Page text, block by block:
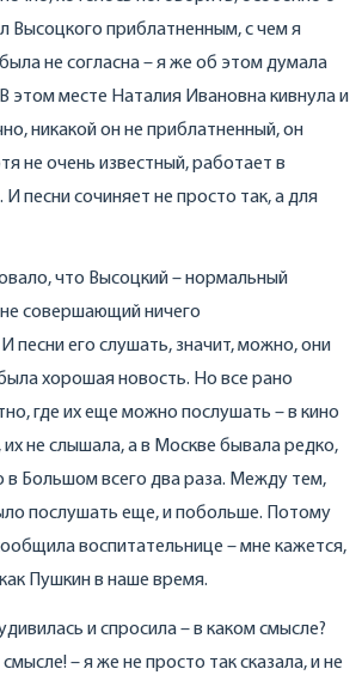
Высоцкого приблатненным, с чем я
не согласна – я же об этом думала
этом месте Наталия Ивановна кивнула и
никакой он не приблатненный, он
не очень известный, работает в
песни сочиняет не просто так, а для
что Высоцкий – нормальный
не совершающий ничего
песни его слушать, значит, можно, они
хорошая новость. Но все рано
где их еще можно послушать – в кино
их не слышала, а в Москве бывала редко,
в Большом всего два раза. Между тем,
послушать еще, и побольше. Потому
воспитательнице – мне кажется,
Пушкин в наше время.
и спросила – в каком смысле?
– я же не просто так сказала, и не